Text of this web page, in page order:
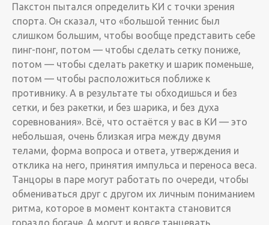
Пакстон пытался определить КИ с точки зрения
спорта. Он сказал, что «большой теннис был
слишком большим, чтобы вообще представить себе
пинг-понг, потом — чтобы сделать сетку пониже,
потом — чтобы сделать ракетку и шарик поменьше,
потом — чтобы расположиться поближе к
противнику. А в результате ты обходишься и без
сетки, и без ракетки, и без шарика, и без духа
соревнования». Всё, что остаётся у вас в КИ — это
небольшая, очень близкая игра между двумя
телами, форма вопроса и ответа, утверждения и
отклика на него, принятия импульса и переноса веса.
Танцоры в паре могут работать по очереди, чтобы
обмениваться друг с другом их личным пониманием
ритма, которое в момент контакта становится
гораздо богаче. А могут и вовсе танцевать